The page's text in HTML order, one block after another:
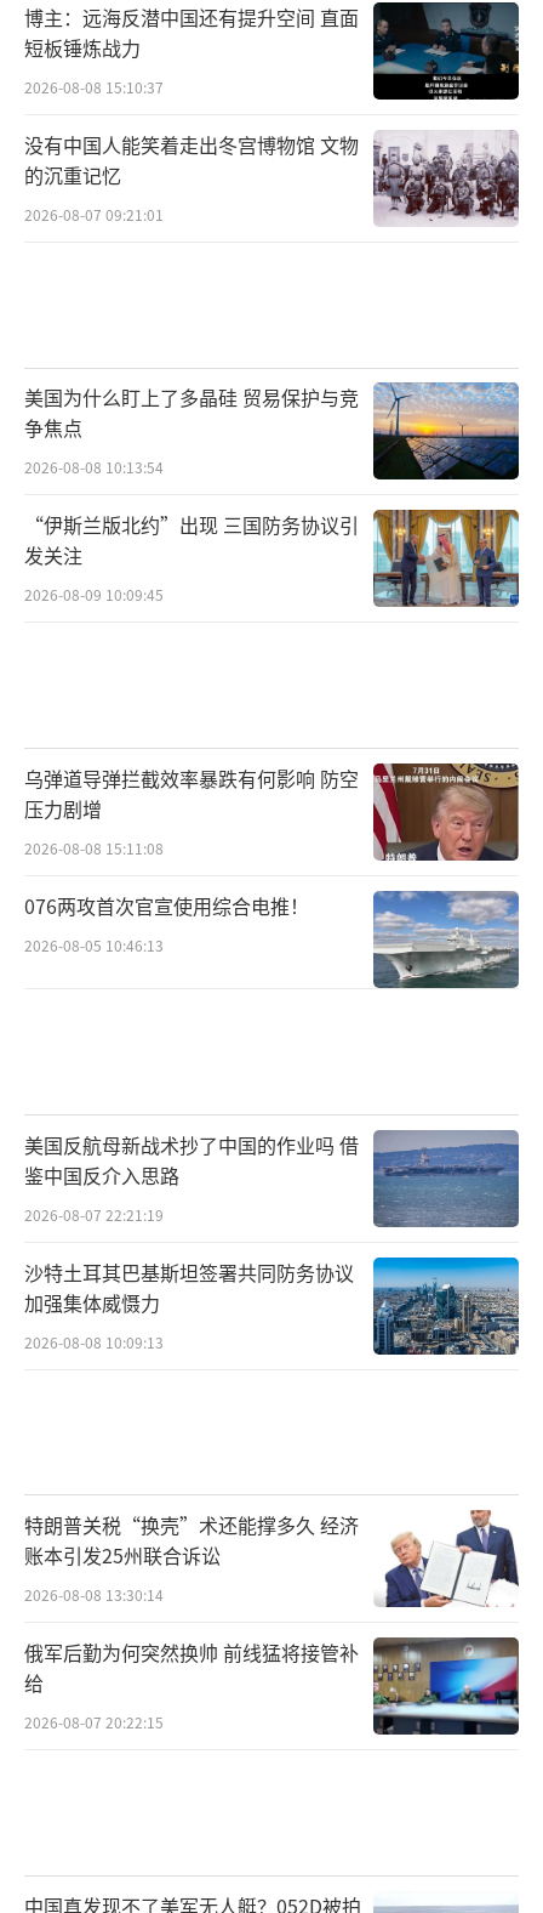
博主：远海反潜中国还有提升空间 直面
短板锤炼战力
2026-08-08 15:10:37
没有中国人能笑着走出冬宫博物馆 文物
的沉重记忆
2026-08-07 09:21:01
美国为什么盯上了多晶硅 贸易保护与竞
争焦点
2026-08-08 10:13:54
“伊斯兰版北约”出现 三国防务协议引
发关注
2026-08-09 10:09:45
乌弹道导弹拦截效率暴跌有何影响 防空
压力剧增
2026-08-08 15:11:08
076两攻首次官宣使用综合电推！
2026-08-05 10:46:13
美国反航母新战术抄了中国的作业吗 借
鉴中国反介入思路
2026-08-07 22:21:19
沙特土耳其巴基斯坦签署共同防务协议
加强集体威慑力
2026-08-08 10:09:13
特朗普关税“换壳”术还能撑多久 经济
账本引发25州联合诉讼
2026-08-08 13:30:14
俄军后勤为何突然换帅 前线猛将接管补
给
2026-08-07 20:22:15
中国真发现不了美军无人艇？052D被拍